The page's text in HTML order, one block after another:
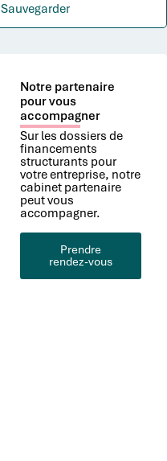
Sauvegarder
Notre partenaire
pour vous
accompagner
Sur les dossiers de
financements
structurants pour
votre entreprise, notre
cabinet partenaire
peut vous
accompagner.
Prendre
rendez-vous